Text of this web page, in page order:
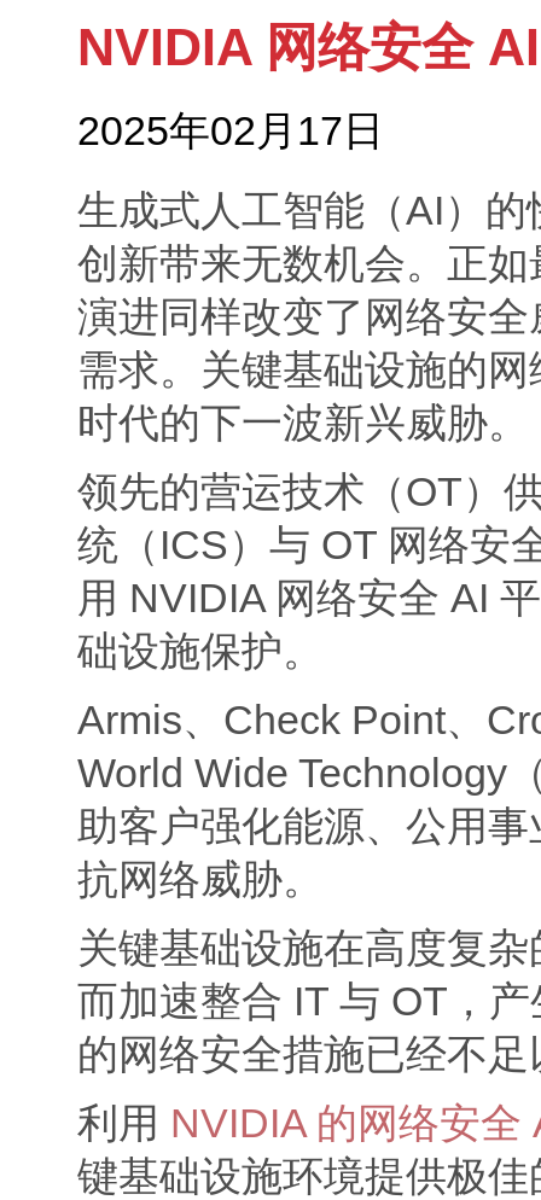
NVIDIA 网络安全
2025年02月17日
生成式人工智能（AI）
创新带来无数机会。正
演进同样改变了网络安
需求。关键基础设施的
时代的下一波新兴威胁。
领先的营运技术（OT）
统（ICS）与 OT 网络安
用 NVIDIA 网络安全 AI
础设施保护。
Armis、Check Point、
World Wide Technology
助客户强化能源、公用
抗网络威胁。
关键基础设施在高度复
而加速整合 IT 与 OT，
的网络安全措施已经不
利用 NVIDIA 的网络安全
键基础设施环境提供极